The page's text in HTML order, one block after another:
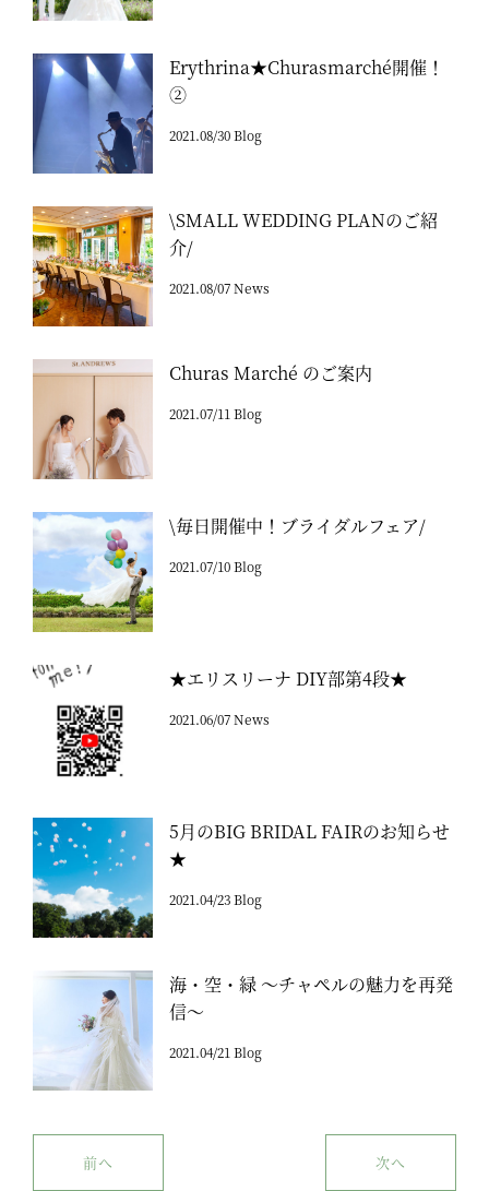
Erythrina★Churasmarché開催！
②
2021.08/30 Blog
\SMALL WEDDING PLANのご紹
介/
2021.08/07 News
Churas Marché のご案内
2021.07/11 Blog
\毎日開催中！ブライダルフェア/
2021.07/10 Blog
★エリスリーナ DIY部第4段★
2021.06/07 News
5月のBIG BRIDAL FAIRのお知らせ
★
2021.04/23 Blog
海・空・緑 ～チャペルの魅力を再発
信～
2021.04/21 Blog
前へ 次へ